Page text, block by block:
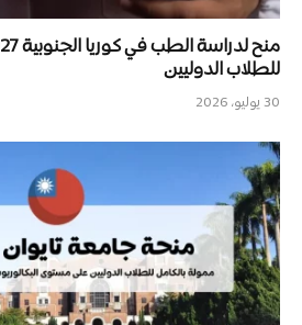
للطلاب الدوليين
30 يوليو، 2026